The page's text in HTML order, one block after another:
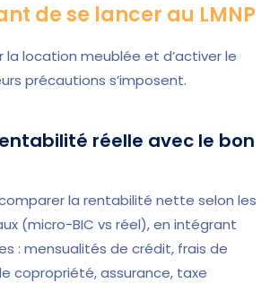
de se lancer au LMNP
la location meublée et d’activer le
précautions s’imposent.
réelle avec le bon
la rentabilité nette selon les
(micro-BIC vs réel), en intégrant
: mensualités de crédit, frais de
copropriété, assurance, taxe